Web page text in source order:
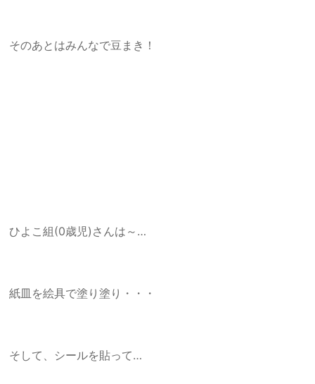
そのあとはみんなで豆まき！
ひよこ組(0歳児)さんは～…
紙皿を絵具で塗り塗り・・・
そして、シールを貼って…